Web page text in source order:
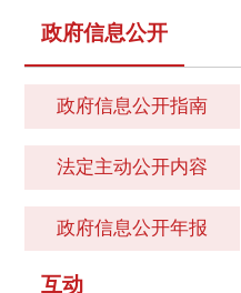
政府信息公开
政府信息公开指南
法定主动公开内容
政府信息公开年报
互动